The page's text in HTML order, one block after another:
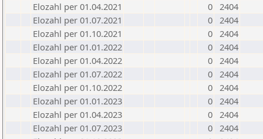
Elozahl per 01.04.2021
0 2404
Elozahl per 01.07.2021
0 2404
Elozahl per 01.10.2021
0 2404
Elozahl per 01.01.2022
0 2404
Elozahl per 01.04.2022
0 2404
Elozahl per 01.07.2022
0 2404
Elozahl per 01.10.2022
0 2404
Elozahl per 01.01.2023
0 2404
Elozahl per 01.04.2023
0 2404
Elozahl per 01.07.2023
0 2404